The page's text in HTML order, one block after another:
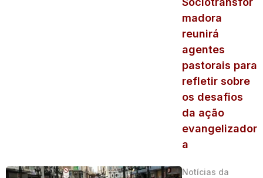
madora
reunirá
agentes
pastorais para
refletir sobre
os desafios
da ação
evangelizador
a
Notícias da